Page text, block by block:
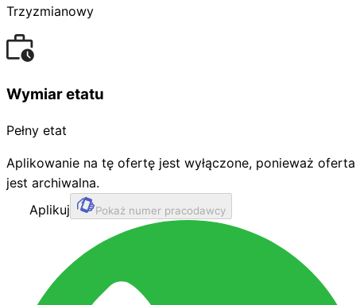
Trzyzmianowy
Wymiar etatu
Pełny etat
Aplikowanie na tę ofertę jest wyłączone, ponieważ oferta
jest archiwalna.
Aplikuj
Pokaż numer pracodawcy